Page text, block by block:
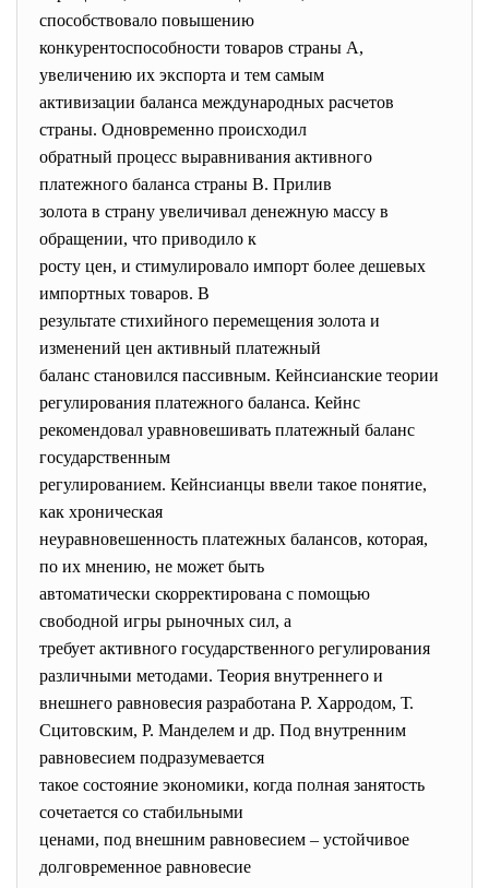
способствовало повышению
конкурентоспособности товаров страны А,
увеличению их экспорта и тем самым
активизации баланса международных расчетов
страны. Одновременно происходил
обратный процесс выравнивания активного
платежного баланса страны В. Прилив
золота в страну увеличивал денежную массу в
обращении, что приводило к
росту цен, и стимулировало импорт более дешевых
импортных товаров. В
результате стихийного перемещения золота и
изменений цен активный платежный
баланс становился пассивным. Кейнсианские теории
регулирования платежного баланса. Кейнс
рекомендовал уравновешивать платежный баланс
государственным
регулированием. Кейнсианцы ввели такое понятие,
как хроническая
неуравновешенность платежных балансов, которая,
по их мнению, не может быть
автоматически скорректирована с помощью
свободной игры рыночных сил, а
требует активного государственного регулирования
различными методами. Теория внутреннего и
внешнего равновесия разработана Р. Харродом, Т.
Сцитовским, Р. Манделем и др. Под внутренним
равновесием подразумевается
такое состояние экономики, когда полная занятость
сочетается со стабильными
ценами, под внешним равновесием – устойчивое
долговременное равновесие